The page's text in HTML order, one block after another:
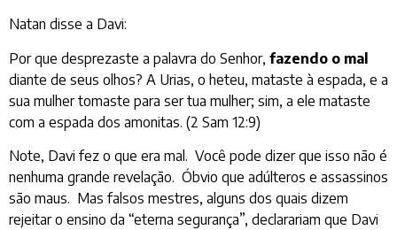
Natan disse a Davi:
Por que desprezaste a palavra do Senhor, fazendo o mal
diante de seus olhos? A Urias, o heteu, mataste à espada, e a
sua mulher tomaste para ser tua mulher; sim, a ele mataste
com a espada dos amonitas. (2 Sam 12:9)
Note, Davi fez o que era mal. Você pode dizer que isso não é
nenhuma grande revelação. Óbvio que adúlteros e assassinos
são maus. Mas falsos mestres, alguns dos quais dizem
rejeitar o ensino da “eterna segurança”, declarariam que Davi